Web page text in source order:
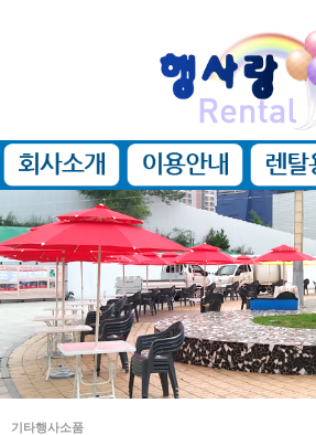
기타행사소품